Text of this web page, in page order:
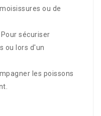
ou de
Pour sécuriser
ou lors d'un
les poissons